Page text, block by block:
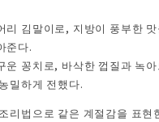
리 김말이로, 지방이 풍부한
준다.
운 꽁치로, 바삭한 껍질과 녹
밀하게 전했다.
리법으로 같은 계절감을 표현